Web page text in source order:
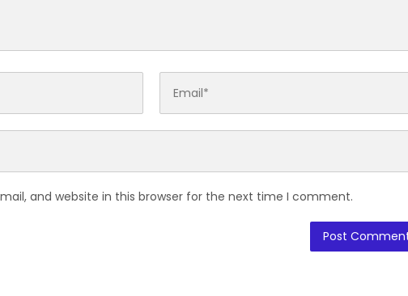
and website in this browser for the next time I comment.